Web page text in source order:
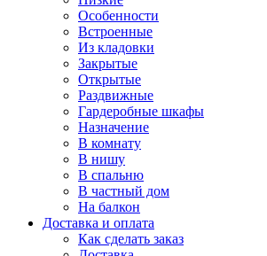
Особенности
Встроенные
Из кладовки
Закрытые
Открытые
Раздвижные
Гардеробные шкафы
Назначение
В комнату
В нишу
В спальню
В частный дом
На балкон
Доставка и оплата
Как сделать заказ